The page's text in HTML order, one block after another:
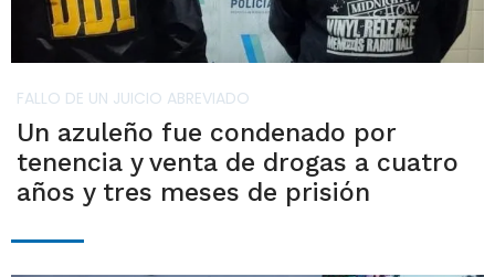
FALLO DE UN JUICIO ABREVIADO
Un azuleño fue condenado por
tenencia y venta de drogas a cuatro
años y tres meses de prisión